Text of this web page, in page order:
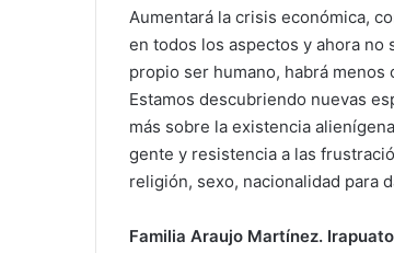
Aumentará la crisis económica,
en todos los aspectos y ahora no
propio ser humano, habrá menos
Estamos descubriendo nuevas
más sobre la existencia
gente y resistencia a las
religión, sexo, nacionalidad para
Familia Araujo Martínez.